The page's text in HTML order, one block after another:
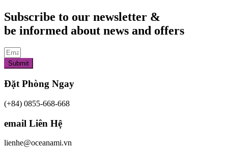
Subscribe to our newsletter &
be informed about news and offers
Submit
Đặt Phòng Ngay
(+84) 0855-668-668
email Liên Hệ
lienhe@oceanami.vn